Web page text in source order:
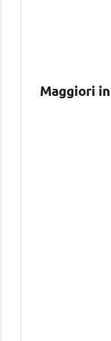
Maggiori